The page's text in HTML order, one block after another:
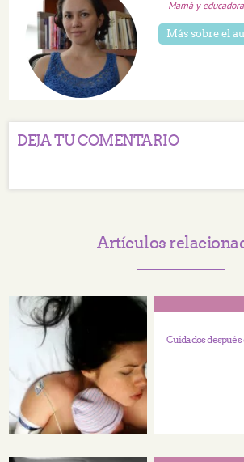
Mamá y
Más sobre el
DEJA TU COMENTARIO
Artículos
Cuidados